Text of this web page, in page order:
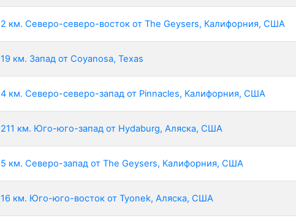
2 км. Северо-северо-восток от The Geysers, Калифорния, США
19 км. Запад от Coyanosa, Texas
4 км. Северо-северо-запад от Pinnacles, Калифорния, США
211 км. Юго-юго-запад от Hydaburg, Аляска, США
5 км. Северо-запад от The Geysers, Калифорния, США
16 км. Юго-юго-восток от Tyonek, Аляска, США